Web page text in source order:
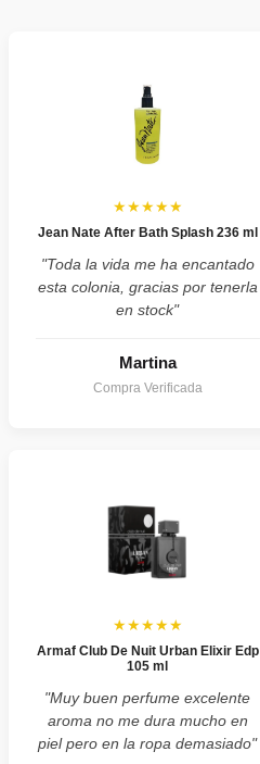
★★★★★
Jean Nate After Bath Splash 236 ml
"Toda la vida me ha encantado
esta colonia, gracias por tenerla
en stock"
Martina
Compra Verificada
★★★★★
Armaf Club De Nuit Urban Elixir Edp
105 ml
"Muy buen perfume excelente
aroma no me dura mucho en
piel pero en la ropa demasiado"